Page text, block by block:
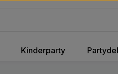
Kinderparty